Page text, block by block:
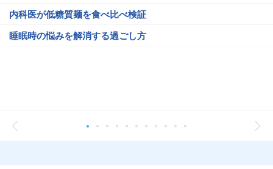
内科医が低糖質麺を食べ比べ検証
睡眠時の悩みを解消する過ごし方